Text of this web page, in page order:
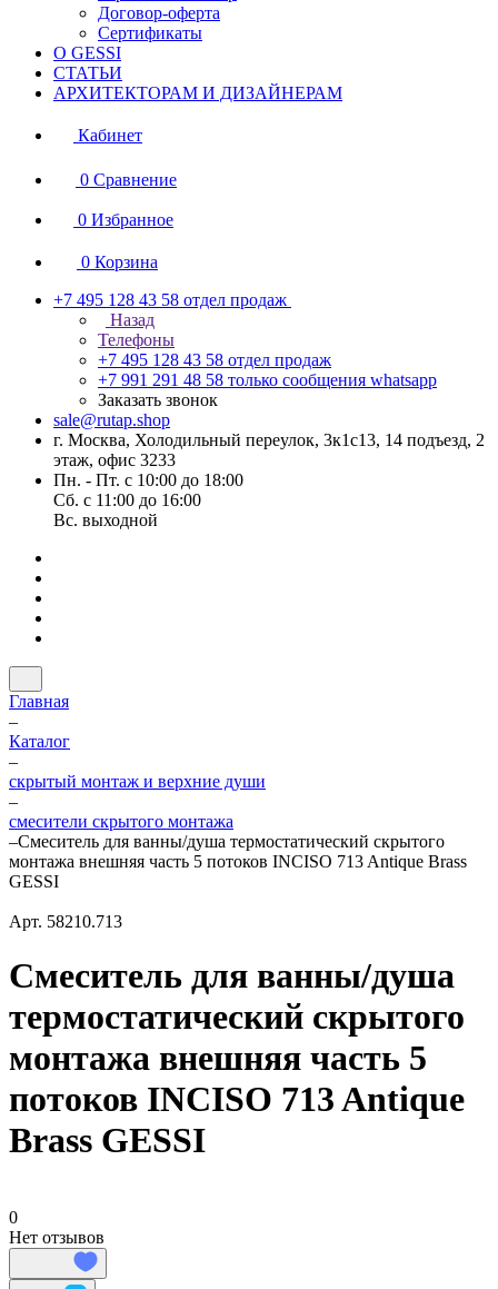
Договор-оферта
Сертификаты
О GESSI
СТАТЬИ
АРХИТЕКТОРАМ И ДИЗАЙНЕРАМ
Кабинет
0 Сравнение
0 Избранное
0 Корзина
+7 495 128 43 58 отдел продаж
Назад
Телефоны
+7 495 128 43 58 отдел продаж
+7 991 291 48 58 только сообщения whatsapp
Заказать звонок
sale@rutap.shop
г. Москва, Холодильный переулок, 3к1с13, 14 подъезд, 2
этаж, офис 3233
Пн. - Пт. с 10:00 до 18:00
Сб. с 11:00 до 16:00
Вс. выходной
Главная
–
Каталог
–
скрытый монтаж и верхние души
–
смесители скрытого монтажа
–Смеситель для ванны/душа термостатический скрытого
монтажа внешняя часть 5 потоков INCISO 713 Antique Brass
GESSI
Арт. 58210.713
Смеситель для ванны/душа
термостатический скрытого
монтажа внешняя часть 5
потоков INCISO 713 Antique
Brass GESSI
0
Нет отзывов